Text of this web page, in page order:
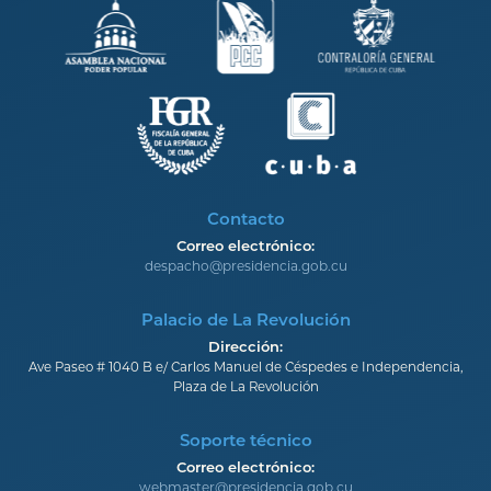
Contacto
Correo electrónico:
despacho@presidencia.gob.cu
Palacio de La Revolución
Dirección:
Ave Paseo # 1040 B e/ Carlos Manuel de Céspedes e Independencia,
Plaza de La Revolución
Soporte técnico
Correo electrónico:
webmaster@presidencia.gob.cu